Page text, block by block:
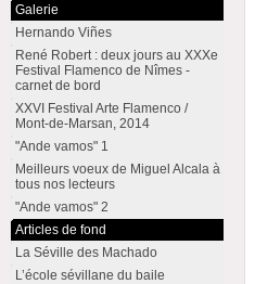
Galerie
Hernando Viñes
René Robert : deux jours au XXXe
Festival Flamenco de Nîmes -
carnet de bord
XXVI Festival Arte Flamenco /
Mont-de-Marsan, 2014
"Ande vamos" 1
Meilleurs voeux de Miguel Alcala à
tous nos lecteurs
"Ande vamos" 2
Articles de fond
La Séville des Machado
L’école sévillane du baile